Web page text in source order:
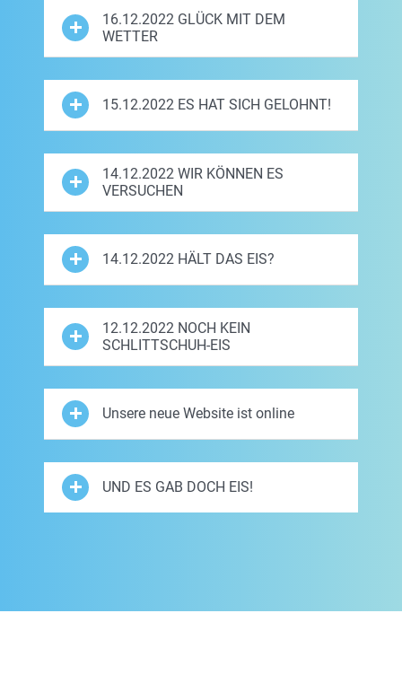
16.12.2022 GLÜCK MIT DEM
WETTER
15.12.2022 ES HAT SICH GELOHNT!
14.12.2022 WIR KÖNNEN ES
VERSUCHEN
14.12.2022 HÄLT DAS EIS?
12.12.2022 NOCH KEIN
SCHLITTSCHUH-EIS
Unsere neue Website ist online
UND ES GAB DOCH EIS!